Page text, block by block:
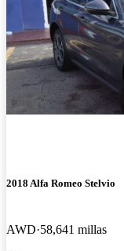
2018 Alfa Romeo Stelvio
AWD 58,641 millas